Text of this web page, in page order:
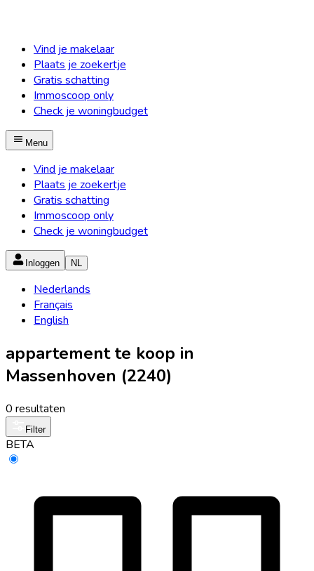
Vind je makelaar
Plaats je zoekertje
Gratis schatting
Immoscoop only
Check je woningbudget
Menu
Vind je makelaar
Plaats je zoekertje
Gratis schatting
Immoscoop only
Check je woningbudget
Inloggen NL
Nederlands
Français
English
appartement te koop in
Massenhoven (2240)
0 resultaten
Filter
BETA